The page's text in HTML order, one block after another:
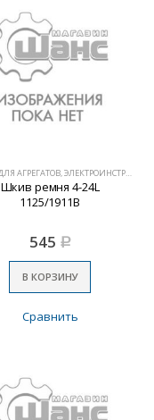
ШКИВЫ ДЛЯ АГРЕГАТОВ, ЭЛЕКТРОИНСТРУМЕНТА
Шкив ремня 4-24L
1125/1911В
545 Р
В КОРЗИНУ
Сравнить